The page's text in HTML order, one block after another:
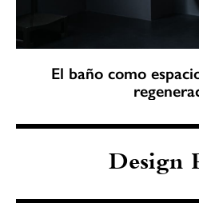
El baño como
Design